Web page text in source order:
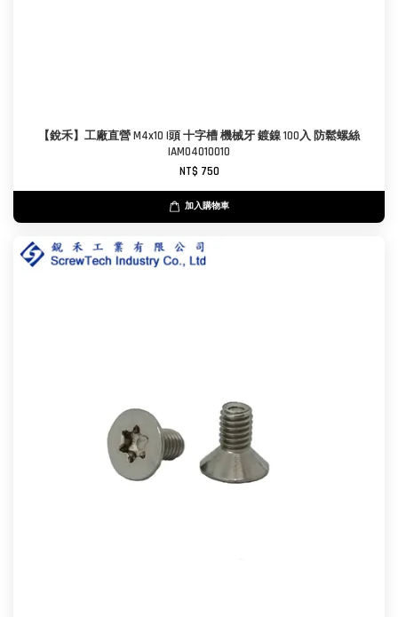
【銳禾】工廠直營 M4x10 I頭 十字槽 機械牙 鍍鎳 100入 防鬆螺絲
IAM0401001O
NT$ 750
加入購物車